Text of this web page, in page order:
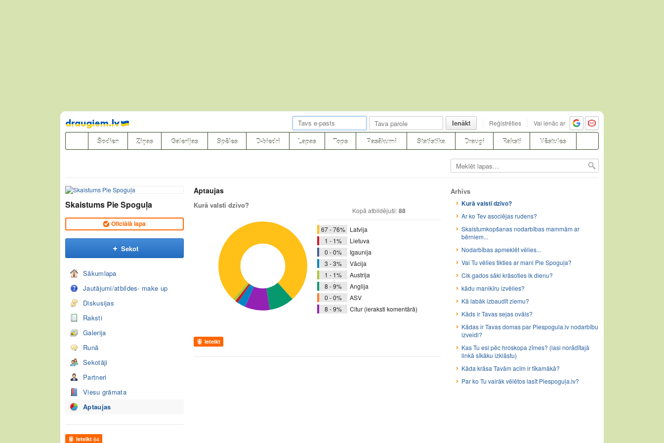
Pāriet
uz
saturu
Ienākt Reģistrēties Vai ienāc ar
Šodien Ziņas Galerijas Spēles D-biedri Lapas Tops Pasākumi Statistika Draugi Raksti Vēstules
Skaistums Pie Spoguļa
Oficiālā lapa
Sekot
Sākumlapa
Jautājumi/atbildes- make up
Diskusijas
Raksti
Galerija
Runā
Sekotāji
Partneri
Viesu grāmata
Aptaujas
Ieteikt 64
Aptaujas
Kurā valstī dzīvo?
Kopā atbildējuši:88
67 - 76% Latvija
1 - 1%
Lietuva
0 - 0%
Igaunija
3 - 3%
Vācija
1 - 1%
Austrija
8 - 9%
Anglija
0 - 0%
ASV
8 - 9%
Citur (ieraksti komentārā)
Ieteikt
Arhīvs
Kurā valstī dzīvo?
Ar ko Tev asociējas rudens?
Skaistumkopšanas nodarbības mammām ar
bērniem...
Nodarbības apmeklēt vēlies...
Vai Tu vēlies tikties ar mani Pie Spoguļa?
Cik gados sāki krāsoties ik dienu?
kādu manikīru izvēlies?
Kā labāk izbaudīt ziemu?
Kāds ir Tavas sejas ovāls?
Kādas ir Tavas domas par Piespogula.lv nodarbību
izveidi?
Kas Tu esi pēc hroskopa zīmes? (lasi norādītajā
linkā sīkāku izklāstu)
Kāda krāsa Tavām acīm ir tīkamākā?
Par ko Tu vairāk vēlētos lasīt Piespoguļa.lv?